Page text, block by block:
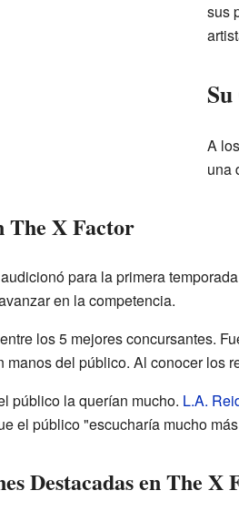
sus
A
una
The X Factor
para la primera
en la competencia.
los 5 mejores concursantes.
manos del público. Al conocer los
público la querían mucho. L.A.
el público "escucharía mucho
Destacadas en The X